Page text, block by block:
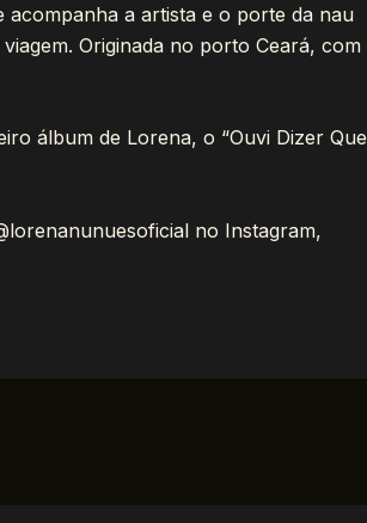
a artista e o porte da nau
Originada no porto Ceará, com
álbum de Lorena, o “Ouvi Dizer Que
no Instagram,